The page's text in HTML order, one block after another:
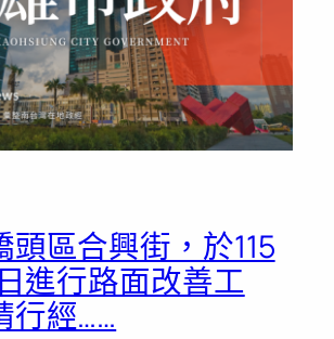
頭區合興街，於115
進行路面改善工
行經……